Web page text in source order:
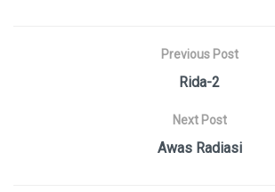
Previous Post
Rida-2
Next Post
Awas Radiasi